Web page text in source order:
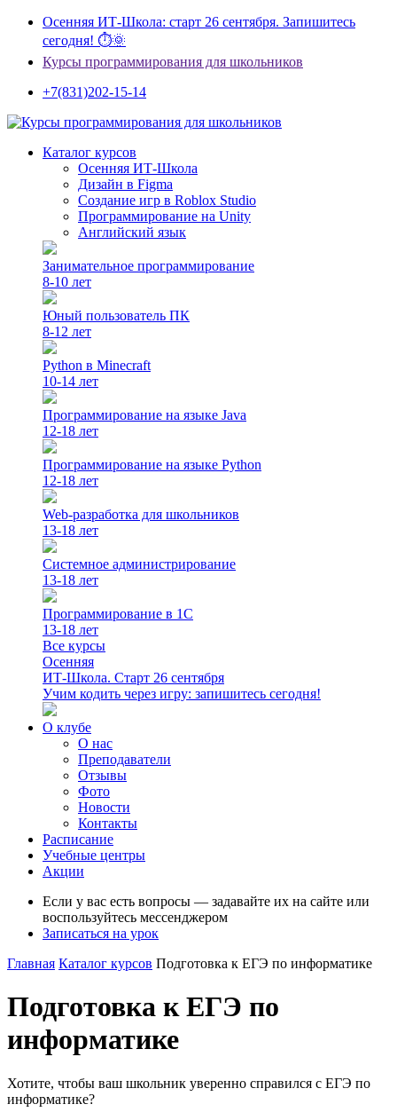
Осенняя ИТ-Школа: старт 26 сентября. Запишитесь
сегодня! ⏱🌞
Курсы программирования для школьников
+7(831)202-15-14
Каталог курсов
Осенняя ИТ-Школа
Дизайн в Figma
Создание игр в Roblox Studio
Программирование на Unity
Английский язык
Занимательное программирование
8-10 лет
Юный пользователь ПК
8-12 лет
Python в Minecraft
10-14 лет
Программирование на языке Java
12-18 лет
Программирование на языке Python
12-18 лет
Web-разработка для школьников
13-18 лет
Системное администрирование
13-18 лет
Программирование в 1С
13-18 лет
Все курсы
Осенняя
ИТ-Школа. Старт 26 сентября
Учим кодить через игру: запишитесь сегодня!
О клубе
О нас
Преподаватели
Отзывы
Фото
Новости
Контакты
Расписание
Учебные центры
Акции
Если у вас есть вопросы — задавайте их на сайте или
воспользуйтесь мессенджером
Записаться на урок
Главная Каталог курсов Подготовка к ЕГЭ по информатике
Подготовка к ЕГЭ по
информатике
Хотите, чтобы ваш школьник уверенно справился с ЕГЭ по
информатике?